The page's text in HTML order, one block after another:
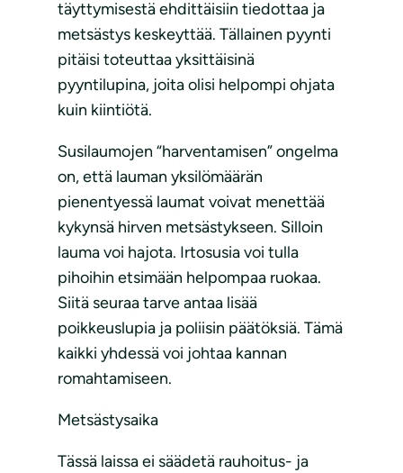
täyttymisestä ehdittäisiin tiedottaa ja
metsästys keskeyttää. Tällainen pyynti
pitäisi toteuttaa yksittäisinä
pyyntilupina, joita olisi helpompi ohjata
kuin kiintiötä.
Susilaumojen “harventamisen” ongelma
on, että lauman yksilömäärän
pienentyessä laumat voivat menettää
kykynsä hirven metsästykseen. Silloin
lauma voi hajota. Irtosusia voi tulla
pihoihin etsimään helpompaa ruokaa.
Siitä seuraa tarve antaa lisää
poikkeuslupia ja poliisin päätöksiä. Tämä
kaikki yhdessä voi johtaa kannan
romahtamiseen.
Metsästysaika
Tässä laissa ei säädetä rauhoitus- ja